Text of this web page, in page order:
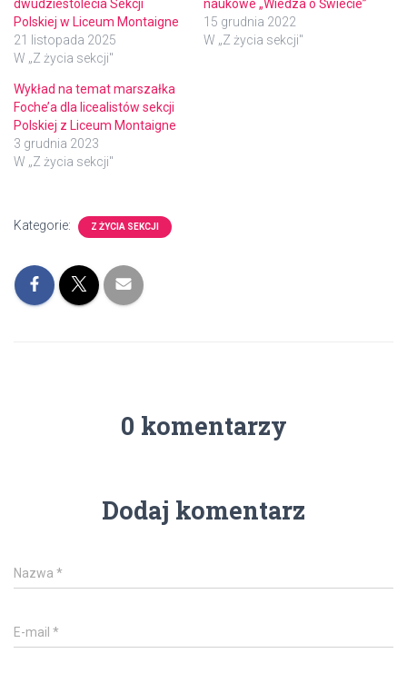
dwudziestolecia Sekcji
Polskiej w Liceum Montaigne
21 listopada 2025
W „Z życia sekcji"
naukowe „Wiedza o Świecie”
15 grudnia 2022
W „Z życia sekcji"
Wykład na temat marszałka
Foche’a dla licealistów sekcji
Polskiej z Liceum Montaigne
3 grudnia 2023
W „Z życia sekcji"
Kategorie: Z ŻYCIA SEKCJI
0 komentarzy
Dodaj komentarz
Nazwa *
E-mail *